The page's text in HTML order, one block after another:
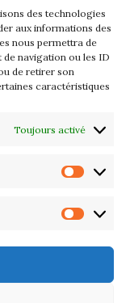
des technologies
aux informations des
nous permettra de
navigation ou les ID
de retirer son
caractéristiques
Toujours activé
juillet de